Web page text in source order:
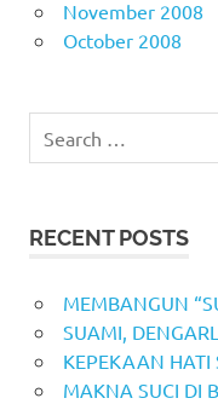
November 2008
October 2008
for:
RECENT POSTS
MEMBANGUN
SUAMI,
KEPEKAAN HATI
MAKNA SUCI DI